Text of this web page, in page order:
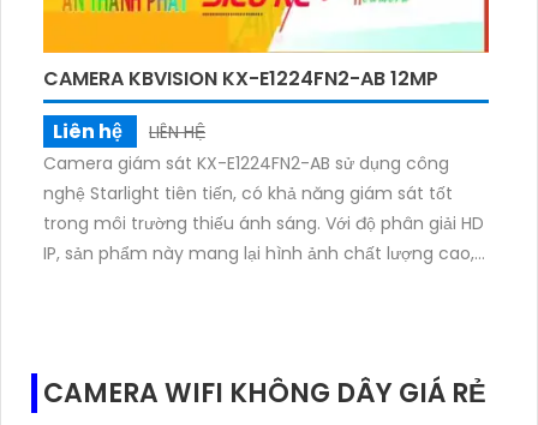
CAMERA KBVISION KX-E1224FN2-AB 12MP
Liên hệ
LIÊN HỆ
Camera giám sát KX-E1224FN2-AB sử dụng công
nghệ Starlight tiên tiến, có khả năng giám sát tốt
trong môi trường thiếu ánh sáng. Với độ phân giải HD
IP, sản phẩm này mang lại hình ảnh chất lượng cao,
mang lại hiệu suất tối ưu. Sản phẩm KX-E1224FN2-AB
được thiết kế tích hợp lưu trữ trên thẻ nhớ, đảm bảo
CAMERA WIFI KHÔNG DÂY GIÁ RẺ